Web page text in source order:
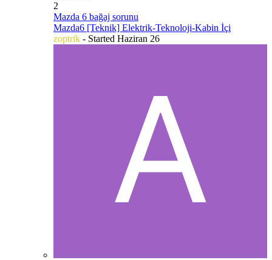
2
Mazda 6 bağaj sorunu
Mazda6 [Teknik] Elektrik-Teknoloji-Kabin İçi
zoptrik - Started Haziran 26